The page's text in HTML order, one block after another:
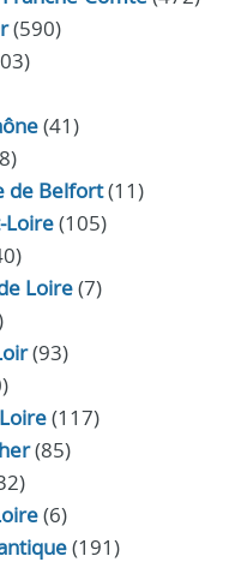
(590)
(41)
de Belfort(11)
Loire(105)
Loire(7)
(93)
(117)
(85)
(6)
(191)